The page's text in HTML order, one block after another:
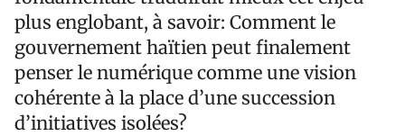
plus englobant, à savoir: Comment le
gouvernement haïtien peut finalement
penser le numérique comme une vision
cohérente à la place d’une succession
d’initiatives isolées?